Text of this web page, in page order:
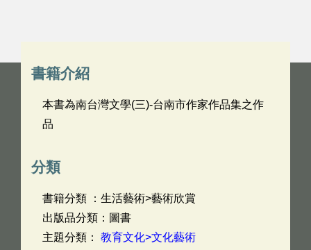
書籍介紹
本書為南台灣文學(三)-台南市作家作品集之作
品
分類
書籍分類 ：生活藝術>藝術欣賞
出版品分類：圖書
主題分類： 教育文化>文化藝術